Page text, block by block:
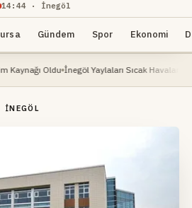
14: 44· İnegöl
Gündem Spor Ekonomi
İnegöl Yaylaları Sıcak Havalarda Doğa
İNEGÖL